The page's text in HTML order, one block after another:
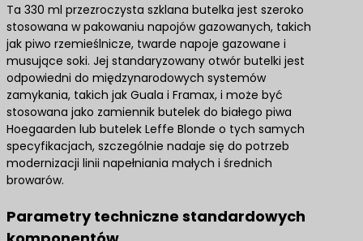
Ta 330 ml przezroczysta szklana butelka jest szeroko
stosowana w pakowaniu napojów gazowanych, takich
jak piwo rzemieślnicze, twarde napoje gazowane i
musujące soki. Jej standaryzowany otwór butelki jest
odpowiedni do międzynarodowych systemów
zamykania, takich jak Guala i Framax, i może być
stosowana jako zamiennik butelek do białego piwa
Hoegaarden lub butelek Leffe Blonde o tych samych
specyfikacjach, szczególnie nadaje się do potrzeb
modernizacji linii napełniania małych i średnich
browarów.
Parametry techniczne standardowych